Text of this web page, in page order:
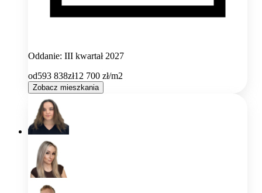
Oddanie: III kwartał 2027
od593 838zł12 700 zł/m2
Zobacz mieszkania